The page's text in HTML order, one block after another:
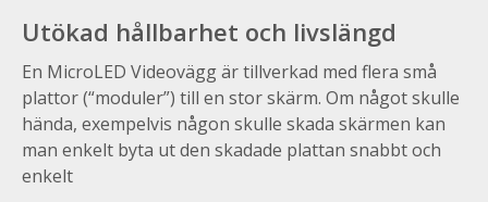
Utökad hållbarhet och livslängd
En MicroLED Videovägg är tillverkad med flera små
plattor (“moduler”) till en stor skärm. Om något skulle
hända, exempelvis någon skulle skada skärmen kan
man enkelt byta ut den skadade plattan snabbt och
enkelt